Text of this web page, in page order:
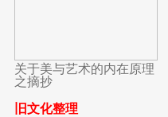
关于美与艺术的内在原理
之摘抄
旧文化整理